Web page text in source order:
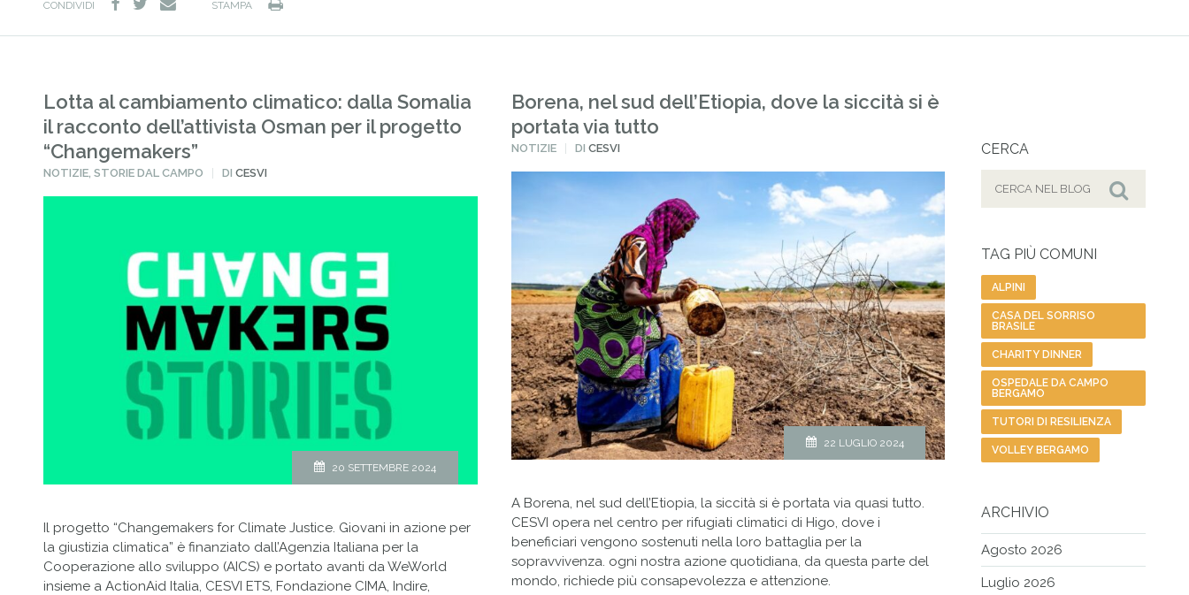
CONDIVIDI
e-
STAMPA
Lotta al cambiamento climatico: dalla Somalia
il racconto dell’attivista Osman per il progetto
“Changemakers”
PUBBLICATO
NOTIZIE,STORIE DAL CAMPO DICESVI
20 SETTEMBRE 2024
Il progetto “Changemakers for Climate Justice. Giovani in azione per
la giustizia climatica” è finanziato dall’Agenzia Italiana per la
Cooperazione allo sviluppo (AICS) e portato avanti da WeWorld
insieme a ActionAid Italia, CESVI ETS, Fondazione CIMA, Indire,
Borena, nel sud dell’Etiopia, dove la siccità si è
portata via tutto
PUBBLICATO
NOTIZIE DICESVI
22 LUGLIO 2024
A Borena, nel sud dell’Etiopia, la siccità si è portata via quasi tutto.
CESVI opera nel centro per rifugiati climatici di Higo, dove i
beneficiari vengono sostenuti nella loro battaglia per la
sopravvivenza. ogni nostra azione quotidiana, da questa parte del
mondo, richiede più consapevolezza e attenzione.
CERCA
Cerca
TAG PIÙ COMUNI
ALPINI
CASA DEL SORRISO
BRASILE
CHARITY DINNER
OSPEDALE DA CAMPO
BERGAMO
TUTORI DI RESILIENZA
VOLLEY BERGAMO
ARCHIVIO
Agosto 2026
Luglio 2026